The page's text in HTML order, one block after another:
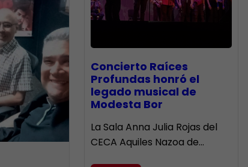
​Concierto Raíces
Profundas honró el
legado musical de
Modesta Bor
La Sala Anna Julia Rojas del
CECA Aquiles Nazoa de…